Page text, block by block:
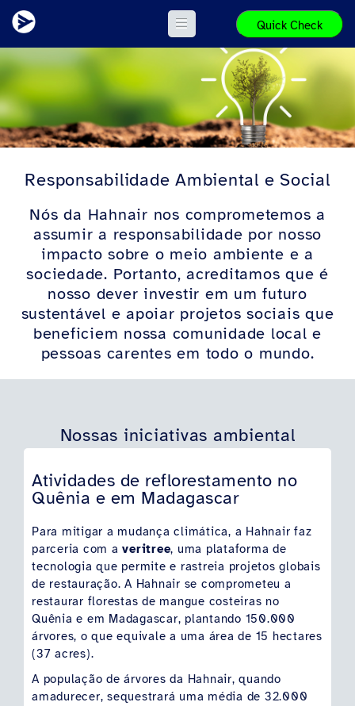
Quick Check
Responsabilidade Ambiental e Social
Nós da Hahnair nos comprometemos a
assumir a responsabilidade por nosso
impacto sobre o meio ambiente e a
sociedade. Portanto, acreditamos que é
nosso dever investir em um futuro
sustentável e apoiar projetos sociais que
beneficiem nossa comunidade local e
pessoas carentes em todo o mundo.
Nossas iniciativas ambiental
Atividades de reflorestamento no
Quênia e em Madagascar
Para mitigar a mudança climática, a Hahnair faz
parceria com averitree, uma plataforma de
tecnologia que permite e rastreia projetos globais
de restauração. A Hahnair se comprometeu a
restaurar florestas de mangue costeiras no
Quênia e em Madagascar, plantando 150.000
árvores, o que equivale a uma área de 15 hectares
(37 acres).
A população de árvores da Hahnair, quando
amadurecer, sequestrará uma média de 32.000